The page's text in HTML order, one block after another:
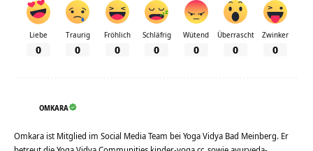
Liebe
0
Traurig
0
Fröhlich
0
Schläfrig
0
Wütend
0
Überrascht
0
Zwinker
0
OMKARA
Omkara ist Mitglied im Social Media Team bei Yoga Vidya Bad Meinberg. Er